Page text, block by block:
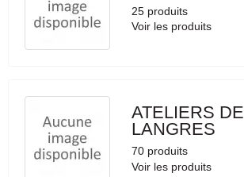
25 produits
Voir les produits
ATELIERS DE
LANGRES
70 produits
Voir les produits